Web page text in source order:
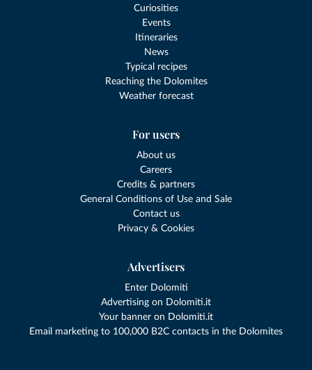
Curiosities
Events
Itineraries
News
Typical recipes
Reaching the Dolomites
Weather forecast
For users
About us
Careers
Credits & partners
General Conditions of Use and Sale
Contact us
Privacy & Cookies
Advertisers
Enter Dolomiti
Advertising on Dolomiti.it
Your banner on Dolomiti.it
Email marketing to 100,000 B2C contacts in the Dolomites